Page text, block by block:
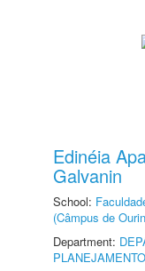
Edinéia
Galvanin
School:
(Câmpus de
Department:
PLANEJAMENTO